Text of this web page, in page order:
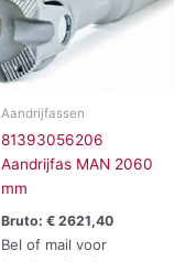
Aandrijfassen
81393056206
Aandrijfas MAN 2060
mm
Bruto: €2621,40
Bel of mail voor